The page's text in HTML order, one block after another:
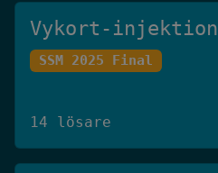
Vykort-injektion
SSM 2025 Final
14 lösare